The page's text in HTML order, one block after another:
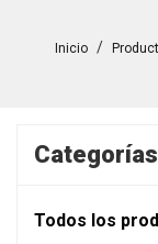
Inicio
Todos los